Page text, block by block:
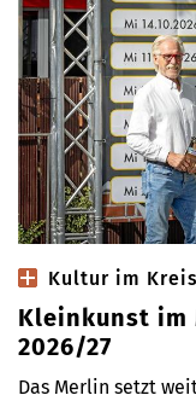
Kultur im Kreis
Kleinkunst im
2026/27
Das Merlin setzt